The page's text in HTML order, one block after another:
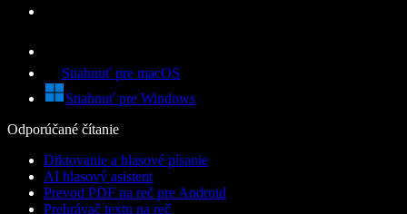
Stiahnuť pre macOS
Stiahnuť pre Windows
Odporúčané čítanie
Diktovanie a hlasové písanie
AI hlasový asistent
Prevod PDF na reč pre Android
Prehrávač textu na reč